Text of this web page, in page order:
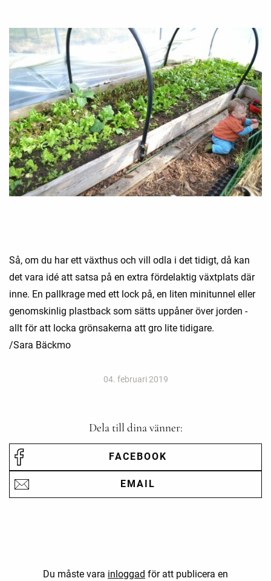
Så, om du har ett växthus och vill odla i det tidigt, då kan
det vara idé att satsa på en extra fördelaktig växtplats där
inne. En pallkrage med ett lock på, en liten minitunnel eller
genomskinlig plastback som sätts uppåner över jorden -
allt för att locka grönsakerna att gro lite tidigare.
/Sara Bäckmo
04. februari 2019
Dela till dina vänner:
FACEBOOK
EMAIL
Du måste vara inloggad för att publicera en